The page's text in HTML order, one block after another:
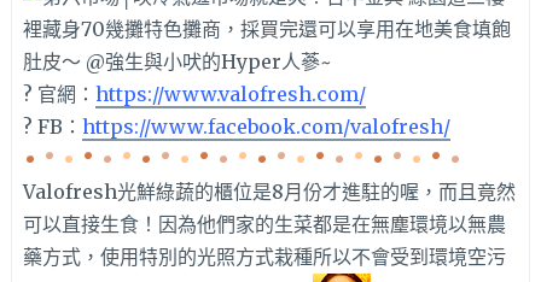
? 官網： https://www.valofresh.com/
? FB： https://www.facebook.com/valofresh/
Valofresh光鮮綠蔬的櫃位是8月份才進駐的喔，而且竟然
可以直接生食！因為他們家的生菜都是在無塵環境以無農
藥方式，使用特別的光照方式栽種所以不會受到環境空污